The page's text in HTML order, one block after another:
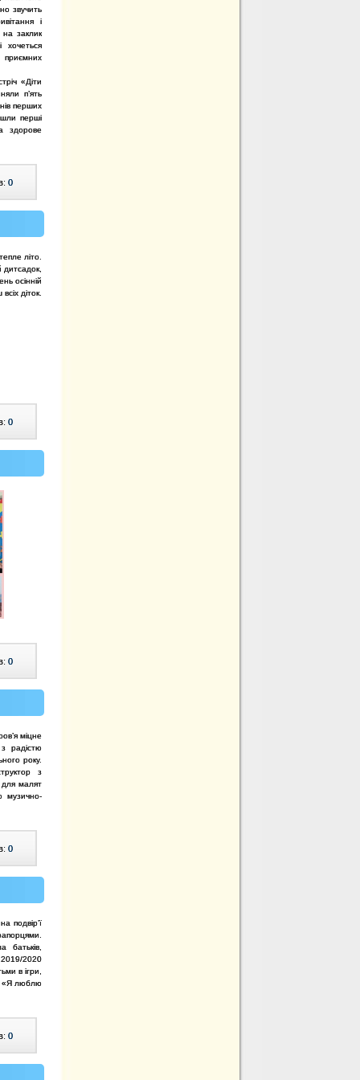
звучить
i
на заклик
хочеться
приємних
«Діти
п’ять
перших
перші
здорове
0
літо.
дитсадок,
осінній
діток.
0
0
міцне
радістю
року.
з
для малят
музично-
0
подвір’ї
батьків,
2020
в ігри,
«Я люблю
0